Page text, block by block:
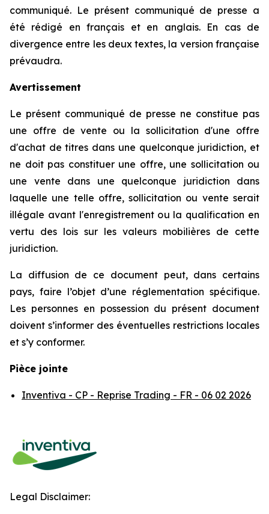
communiqué. Le présent communiqué de presse a
été rédigé en français et en anglais. En cas de
divergence entre les deux textes, la version française
prévaudra.
Avertissement
Le présent communiqué de presse ne constitue pas
une offre de vente ou la sollicitation d'une offre
d'achat de titres dans une quelconque juridiction, et
ne doit pas constituer une offre, une sollicitation ou
une vente dans une quelconque juridiction dans
laquelle une telle offre, sollicitation ou vente serait
illégale avant l'enregistrement ou la qualification en
vertu des lois sur les valeurs mobilières de cette
juridiction.
La diffusion de ce document peut, dans certains
pays, faire l’objet d’une réglementation spécifique.
Les personnes en possession du présent document
doivent s’informer des éventuelles restrictions locales
et s’y conformer.
Pièce jointe
Inventiva - CP - Reprise Trading - FR - 06 02 2026
Legal Disclaimer: